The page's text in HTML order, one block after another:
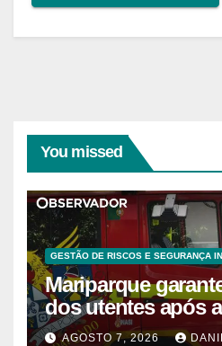
You missed
GESTÃO DE RISCOS E SEGURANÇA
Mariparque
dos utentes após
Observador
AGOSTO 7, 2026